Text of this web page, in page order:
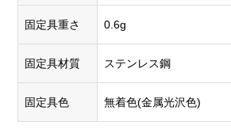
固定具重さ 0.6g
固定具材質 ステンレス鋼
固定具色 無着色(金属光沢色)